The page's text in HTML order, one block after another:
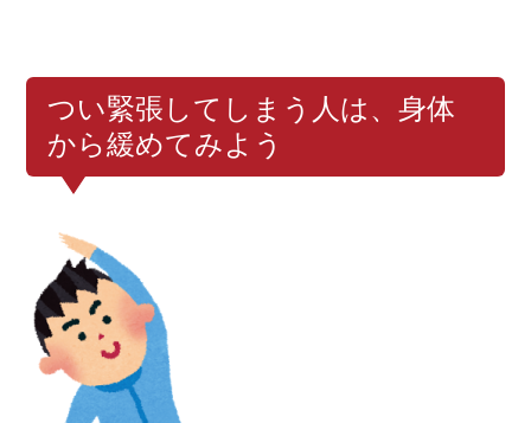
つい緊張してしまう人は、身体
から緩めてみよう